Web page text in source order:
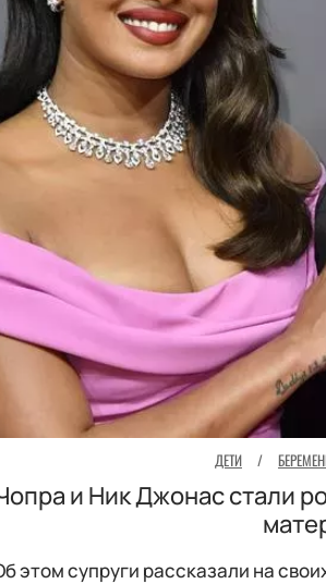
ДЕТИ /
и Ник Джонас стали
этом супруги рассказали на